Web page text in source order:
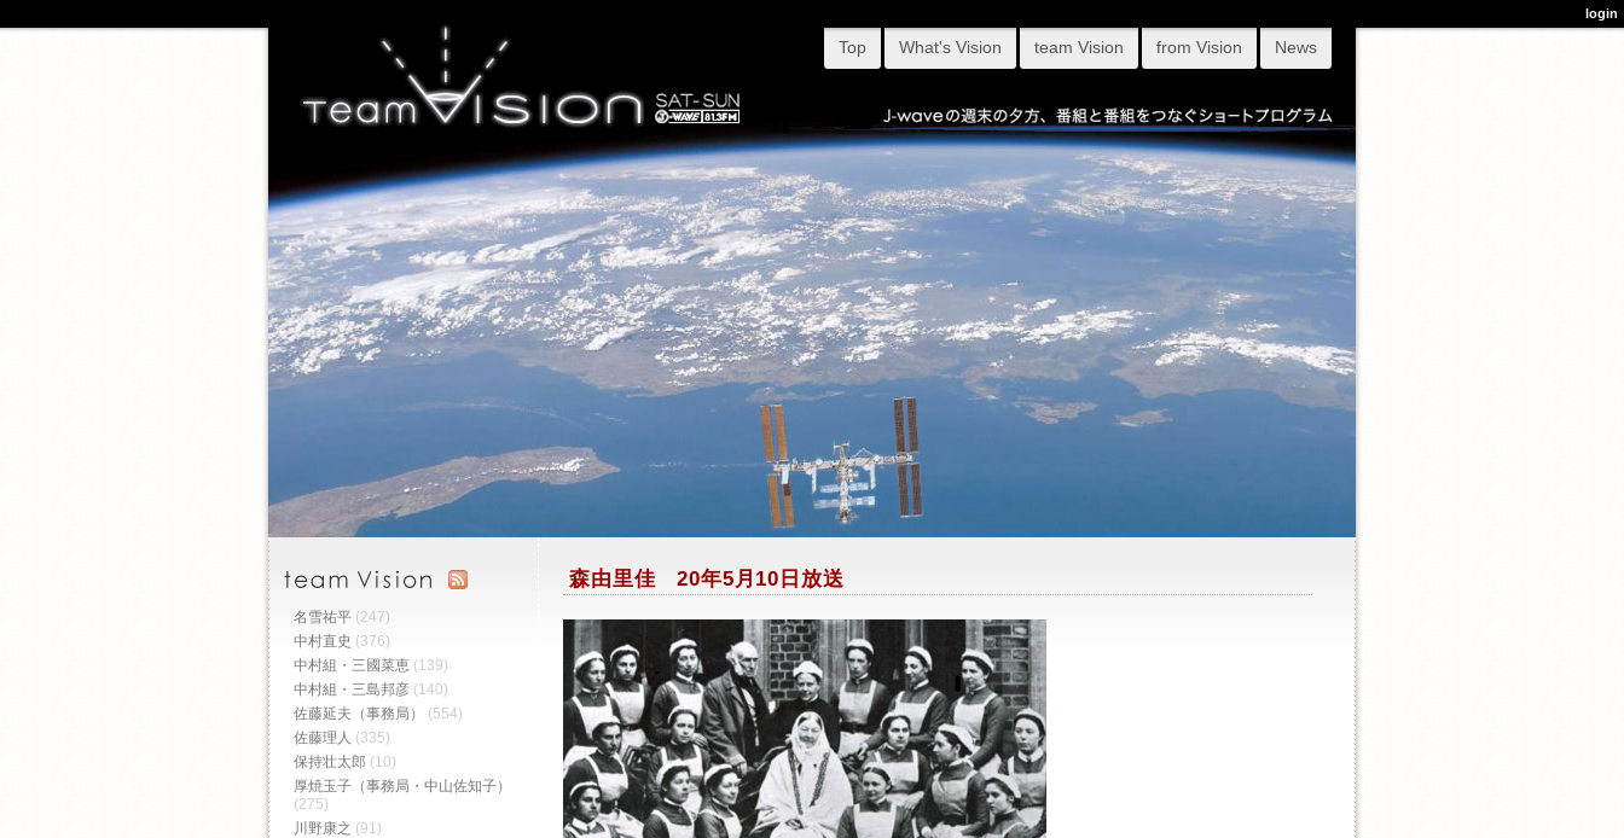
Top What's Vision team Vision from Vision News
森由里佳 20年5月10日放送
名雪祐平 (247)
中村直史 (376)
中村組・三國菜恵 (139)
中村組・三島邦彦 (140)
佐藤延夫（事務局）
(554)
佐藤理人 (335)
保持壮太郎 (10)
厚焼玉子（事務局・中山佐知子）
(275)
川野康之 (91)
login